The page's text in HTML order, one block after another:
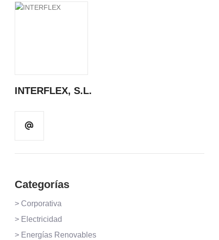
INTERFLEX, S.L.
Categorías
> Corporativa
> Electricidad
> Energías Renovables